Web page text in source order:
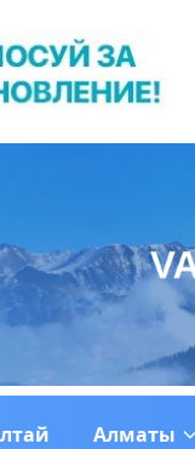
Алматы